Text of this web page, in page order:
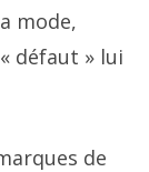
mode,
défaut » lui
de